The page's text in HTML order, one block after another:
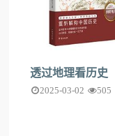
透过地理看历史
2025-03-02 505